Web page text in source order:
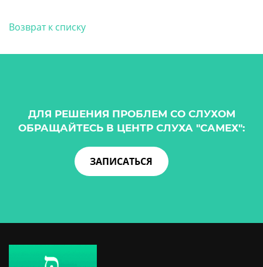
Возврат к списку
ДЛЯ РЕШЕНИЯ ПРОБЛЕМ СО СЛУХОМ
ОБРАЩАЙТЕСЬ В ЦЕНТР СЛУХА "САМЕХ":
ЗАПИСАТЬСЯ